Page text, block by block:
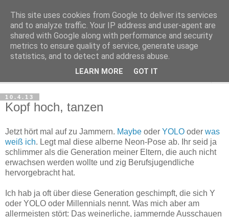
Haltungsturnen
Niveau sieht nur von unten aus wie Arroganz.
10.4.13
Kopf hoch, tanzen
Jetzt hört mal auf zu Jammern. Maybe oder YOLO oder was
weiß ich. Legt mal diese alberne Neon-Pose ab. Ihr seid ja
schlimmer als die Generation meiner Eltern, die auch nicht
erwachsen werden wollte und zig Berufsjugendliche
hervorgebracht hat.
Ich hab ja oft über diese Generation geschimpft, die sich Y
oder YOLO oder Millennials nennt. Was mich aber am
allermeisten stört: Das weinerliche, jammernde Ausschauen
This site uses cookies from Google to deliver its services
and to analyze traffic. Your IP address and user-agent are
shared with Google along with performance and security
metrics to ensure quality of service, generate usage
statistics, and to detect and address abuse.
LEARN MORE GOT IT